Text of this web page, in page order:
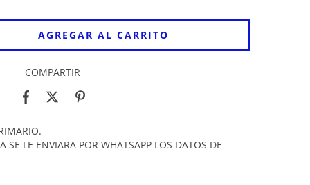
COMPARTIR
SE LE ENVIARA POR WHATSAPP LOS DATOS DE